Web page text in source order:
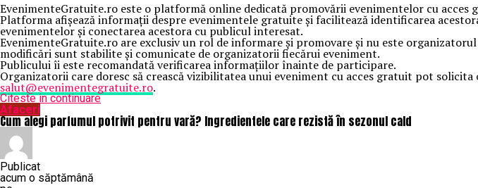
EvenimenteGratuite.ro este o platformă online dedicată promovării evenimentelor cu
Platforma afișează informații despre evenimentele gratuite și facilitează identificarea
evenimentelor și conectarea acestora cu publicul interesat.
EvenimenteGratuite.ro are exclusiv un rol de informare și promovare și nu este
modificări sunt stabilite și comunicate de organizatorii fiecărui eveniment.
Publicului îi este recomandată verificarea informațiilor înainte de participare.
Organizatorii care doresc să crească vizibilitatea unui eveniment cu acces gratuit pot
salut@evenimentegratuite.ro.
Citeste in continuare
Afaceri
Cum alegi parfumul potrivit pentru vară? Ingredientele care rezistă în sezonul cald
Publicat
acum o săptămână